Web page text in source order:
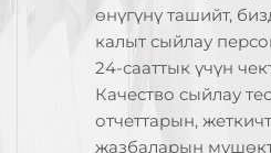
өнүгүнү ташийт,
калыт сыйлау
24-сааттык үчүн
Качество сыйлау
отчеттарын,
жазбаларын